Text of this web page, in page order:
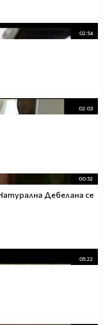
02:54
02:03
00:52
Дебелана се
05:22